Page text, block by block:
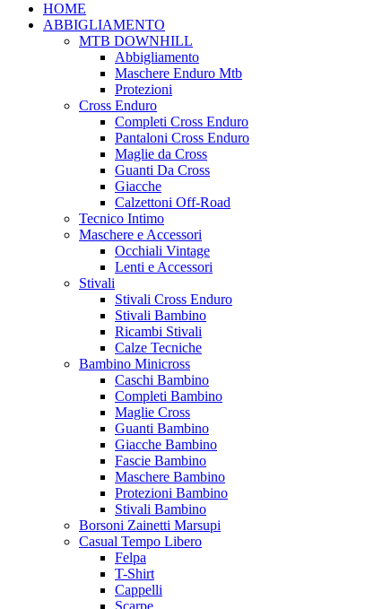
HOME
ABBIGLIAMENTO
MTB DOWNHILL
Abbigliamento
Maschere Enduro Mtb
Protezioni
Cross Enduro
Completi Cross Enduro
Pantaloni Cross Enduro
Maglie da Cross
Guanti Da Cross
Giacche
Calzettoni Off-Road
Tecnico Intimo
Maschere e Accessori
Occhiali Vintage
Lenti e Accessori
Stivali
Stivali Cross Enduro
Stivali Bambino
Ricambi Stivali
Calze Tecniche
Bambino Minicross
Caschi Bambino
Completi Bambino
Maglie Cross
Guanti Bambino
Giacche Bambino
Fascie Bambino
Maschere Bambino
Protezioni Bambino
Stivali Bambino
Borsoni Zainetti Marsupi
Casual Tempo Libero
Felpa
T-Shirt
Cappelli
Scarpe